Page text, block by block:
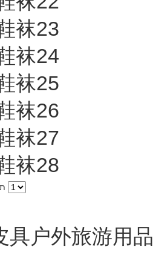
袜23
袜24
袜25
袜26
袜27
袜28
具户外旅游用品